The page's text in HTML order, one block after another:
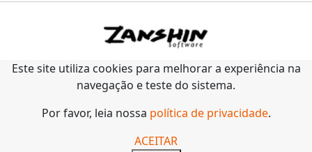
Este site utiliza cookies para melhorar a experiência na
navegação e teste do sistema.
Por favor, leia nossa política de privacidade.
ACEITAR